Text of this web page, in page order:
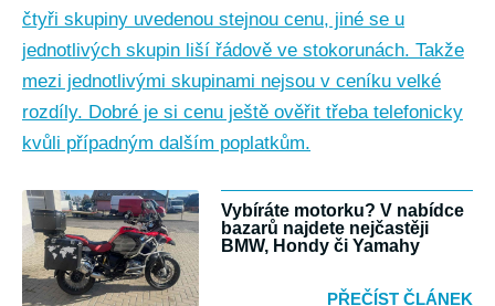
čtyři skupiny uvedenou stejnou cenu, jiné se u
jednotlivých skupin liší řádově ve stokorunách. Takže
mezi jednotlivými skupinami nejsou v ceníku velké
rozdíly. Dobré je si cenu ještě ověřit třeba telefonicky
kvůli případným dalším poplatkům.
Vybíráte motorku? V nabídce
bazarů najdete nejčastěji
BMW, Hondy či Yamahy
PŘEČÍST ČLÁNEK